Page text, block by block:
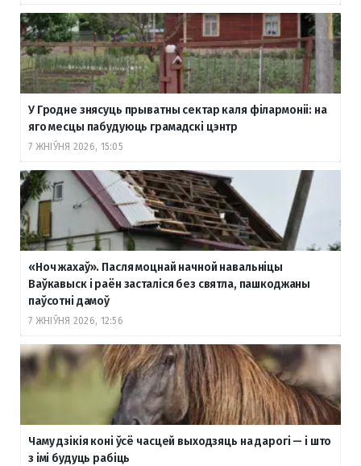
У Гродне знясуць прыватны сектар каля філармоніі: на
яго месцы пабудуюць грамадскі цэнтр
7 ЖНІЎНЯ 2026, 15:05
«Ноч жахаў». Пасля моцнай начной навальніцы
Ваўкавыск і раён засталіся без святла, пашкоджаны
паўсотні дамоў
7 ЖНІЎНЯ 2026, 12:56
Чаму дзікія коні ўсё часцей выходзяць на дарогі — і што
з імі будуць рабіць